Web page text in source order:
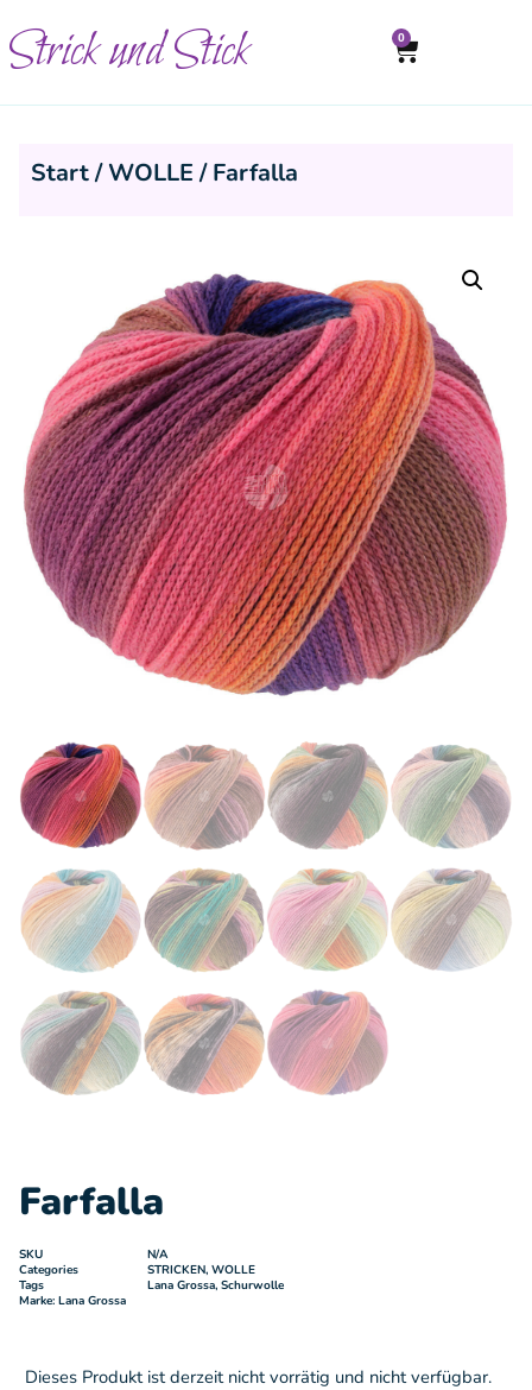
Strick und Stick 0
Start/WOLLE/ Farfalla
Farfalla
SKU
N/A
Categories
STRICKEN, WOLLE
Tags
Lana Grossa, Schurwolle
Marke: Lana Grossa
Dieses Produkt ist derzeit nicht vorrätig und nicht verfügbar.